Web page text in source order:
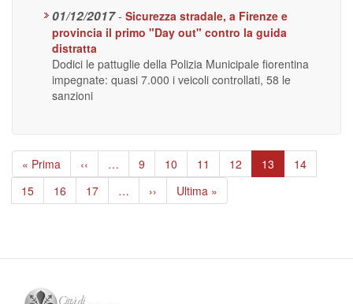
01/12/2017 - Sicurezza stradale, a Firenze e
provincia il primo "Day out" contro la guida
distratta
Dodici le pattuglie della Polizia Municipale fiorentina
impegnate: quasi 7.000 i veicoli controllati, 58 le
sanzioni
Paginazione
Prima
pagina
« Prima
Pagina
precedente
‹‹ … Page
9 Page
10 Page
11 Page
12
Pagina
attuale
13 Page
14
Page
15 Page
16 Page
17 …
Pagina
successiva
››
Ultima
pagina
Ultima »